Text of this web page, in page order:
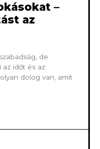
–
az
de
időt és az
dolog van, amit